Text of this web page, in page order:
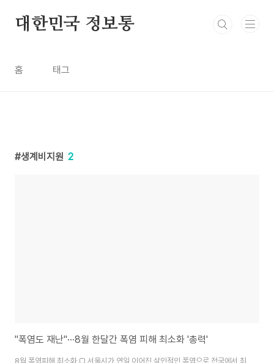
대한민국 정보통
홈 태그
생계비지원 2
"폭염도 재난"···8월 한달간 폭염 피해 최소화 '총력'
8월 폭염피해 최소화 □ 서울시가 연일 이어진 살인적인 폭염으로 전국에서 최